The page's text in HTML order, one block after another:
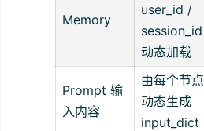
Memory
user_id /
session_id
动态加载
Prompt 输
入内容
由每个节点
动态生成
input_dict